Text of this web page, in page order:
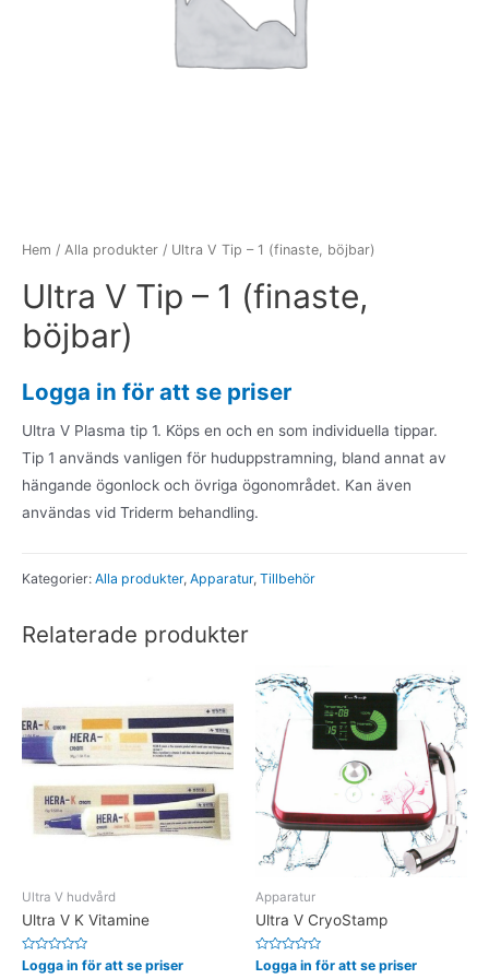
Hem / Alla produkter / Ultra V Tip – 1 (finaste, böjbar)
Ultra V Tip – 1 (finaste,
böjbar)
Logga in för att se priser
Ultra V Plasma tip 1. Köps en och en som individuella tippar.
Tip 1 används vanligen för huduppstramning, bland annat av
hängande ögonlock och övriga ögonområdet. Kan även
användas vid Triderm behandling.
Kategorier: Alla produkter, Apparatur, Tillbehör
Relaterade produkter
Ultra V hudvård
Ultra V K Vitamine
Betygsatt
0
Logga in för att se priser
Apparatur
Ultra V CryoStamp
Betygsatt
0
Logga in för att se priser